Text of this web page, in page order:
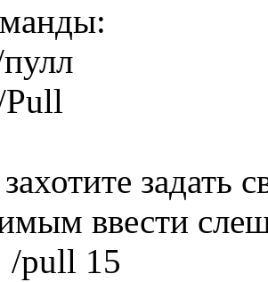
задать
ввести
/pull 15